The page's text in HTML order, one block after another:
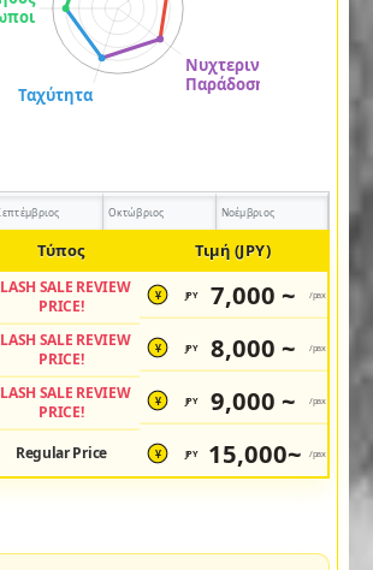
Οκτώβριος Νοέμβριος
Τύπος Τιμή (JPY)
SALE REVIEW
PRICE!
¥ JPY 7,000 ~ /pax
SALE REVIEW
PRICE!
¥ JPY 8,000 ~ /pax
SALE REVIEW
PRICE!
¥ JPY 9,000 ~ /pax
Regular Price ¥ JPY 15,000~ /pax